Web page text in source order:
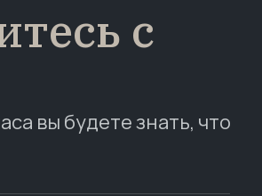
с
вы будете знать, что